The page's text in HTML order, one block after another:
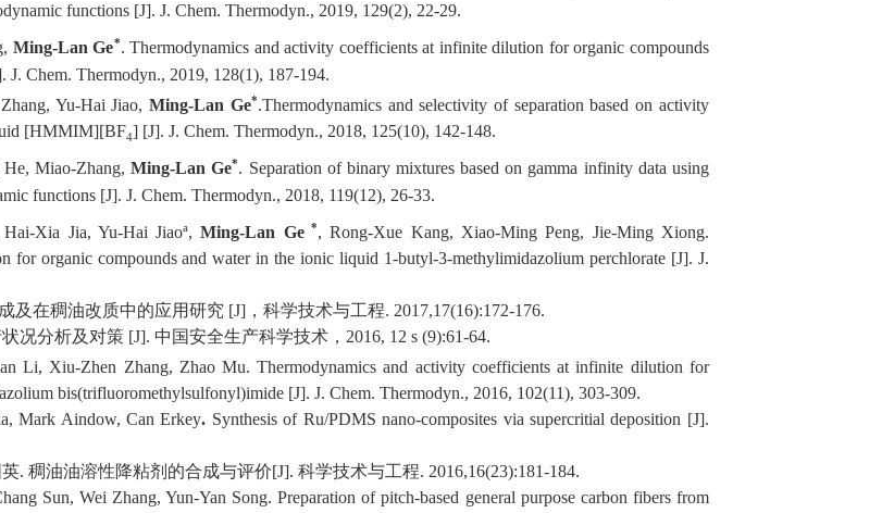
functions [J].J. Chem. Thermodyn., 2019, 129(2), 22-29.
Ming-Lan Ge*. Thermodynamics and activity coefficients at infinite dilution for organic compounds
.J. Chem. Thermodyn., 2019, 128(1), 187-194.
Yu-Hai Jiao, Ming-Lan Ge*.Thermodynamics and selectivity of separation based on activity
[HMMIM][BF4] [J].J. Chem. Thermodyn., 2018, 125(10), 142-148.
He, Miao-Zhang,Ming-Lan Ge*. Separation of binary mixtures based on gamma infinity data using
functions [J].J. Chem. Thermodyn., 2018, 119(12), 26-33.
Xia Jia, Yu-Hai Jiaoa,Ming-Lan Ge *, Rong-Xue Kang, Xiao-Ming Peng, Jie-Ming Xiong.
for organic compounds and water in the ionic liquid 1-butyl-3-methylimidazolium perchlorate [J]. J.
及在稠油改质中的应用研究 [J] ，科学技术与工程. 2017,17(16):172-176.
况分析及对策 [J]. 中国安全生产科学技术， 2016, 12 s (9):61-64.
Li, Xiu-Zhen Zhang, Zhao Mu. Thermodynamics and activity coefficients at infinite dilution for
bis(trifluoromethylsulfonyl)imide [J]. J. Chem. Thermodyn., 2016, 102(11), 303-309.
Mark Aindow, Can Erkey. Synthesis of Ru/PDMS nano-composites via supercritial deposition [J].
.稠油油溶性降粘剂的合成与评价[J].科学技术与工程. 2016,16(23):181-184.
Sun, Wei Zhang, Yun-Yan Song. Preparation of pitch-based general purpose carbon fibers from